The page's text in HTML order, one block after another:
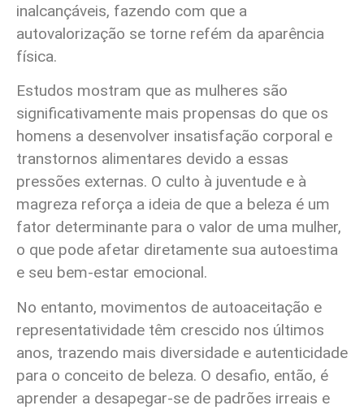
inalcançáveis, fazendo com que a
autovalorização se torne refém da aparência
física.
Estudos mostram que as mulheres são
significativamente mais propensas do que os
homens a desenvolver insatisfação corporal e
transtornos alimentares devido a essas
pressões externas. O culto à juventude e à
magreza reforça a ideia de que a beleza é um
fator determinante para o valor de uma mulher,
o que pode afetar diretamente sua autoestima
e seu bem-estar emocional.
No entanto, movimentos de autoaceitação e
representatividade têm crescido nos últimos
anos, trazendo mais diversidade e autenticidade
para o conceito de beleza. O desafio, então, é
aprender a desapegar-se de padrões irreais e